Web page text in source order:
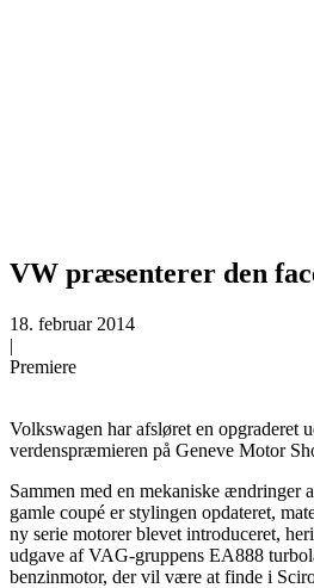
VW præsenterer den
18. februar 2014
|
Premiere
Volkswagen har afsløret en opgraderet
verdenspræmieren på Geneve Motor
Sammen med en mekaniske ændringer
gamle coupé er stylingen opdateret,
ny serie motorer blevet introduceret,
udgave af VAG-gruppens EA888
benzinmotor, der vil være at finde i